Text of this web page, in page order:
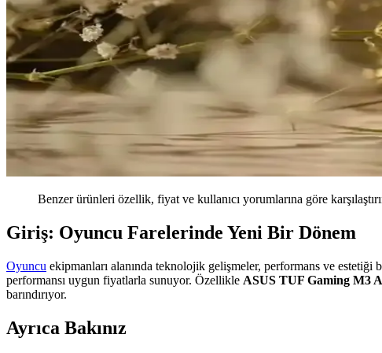
Benzer ürünleri özellik, fiyat ve kullanıcı yorumlarına göre
Giriş: Oyuncu Farelerinde Yeni Bir Dönem
Oyuncu ekipmanları alanında teknolojik gelişmeler, performans ve estetiği
performansı uygun fiyatlarla sunuyor. Özellikle ASUS TUF Gaming M3
barındırıyor.
Ayrıca Bakınız